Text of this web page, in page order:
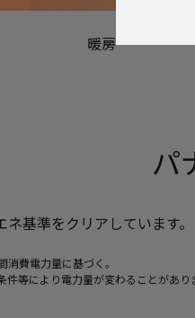
暖房
パ
基準をクリアしています。
消費電力量に基づく。
件等により電力量が変わることがあり